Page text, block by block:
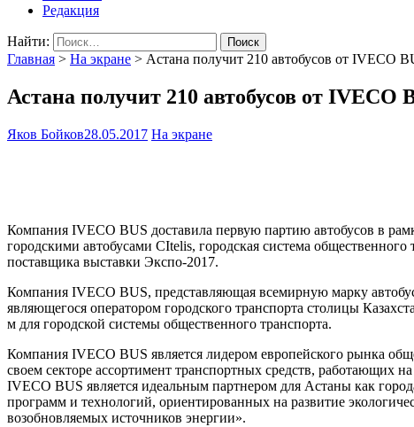
Редакция
Найти:
Главная > На экране > Астана получит 210 автобусов от IVECO
Астана получит 210 автобусов от IVECO
Яков Бойков28.05.2017 На экране
Компания IVECO BUS доставила первую партию автобусов в
городскими автобусами CItelis, городская система
поставщика выставки Экспо-2017.
Компания IVECO BUS, представляющая всемирную марку
являющегося оператором городского транспорта столицы
м для городской системы общественного транспорта.
Компания IVECO BUS является лидером европейского рынка
своем секторе ассортимент транспортных средств, работающих
IVECO BUS является идеальным партнером для Астаны как
программ и технологий, ориентированных на развитие
возобновляемых источников энергии».